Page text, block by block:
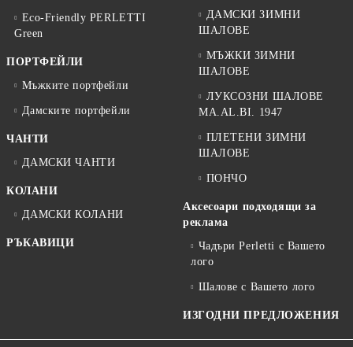
Eco-Friendly PERLETTI
Green
ПОРТФЕЙЛИ
Мъжките портфейли
Дамските портфейли
ЧАНТИ
ДАМСКИ ЧАНТИ
КОЛАНИ
ДАМСКИ КОЛАНИ
РЪКАВИЦИ
ДАМСКИ ЗИМНИ
ШАЛОВЕ
МЪЖКИ ЗИМНИ
ШАЛОВЕ
ЛУКСОЗНИ ШАЛОВЕ
MA.AL.BI. 1947
ПЛЕТЕНИ ЗИМНИ
ШАЛОВЕ
ПОНЧО
Аксесоари подходящи за
реклама
Чадъри Perletti с Вашето
лого
Шалове с Вашето лого
ИЗГОДНИ ПРЕДЛОЖЕНИЯ